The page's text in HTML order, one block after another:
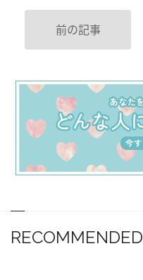
前の記事
RECOMMENDED